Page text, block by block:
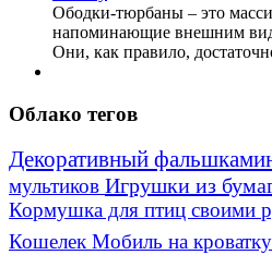
Ободки-тюрбаны – это
напоминающие внешним
Они, как правило,
Облако тегов
Декоративный
мультиков Игрушки из
Кормушка для птиц своими
КошелекМобиль на кроватку